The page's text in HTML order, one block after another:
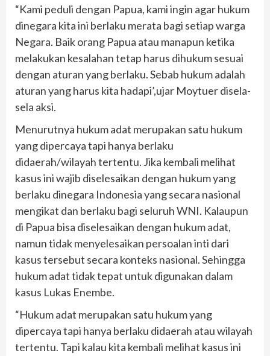
“Kami peduli dengan Papua, kami ingin agar hukum
dinegara kita ini berlaku merata bagi setiap warga
Negara. Baik orang Papua atau manapun ketika
melakukan kesalahan tetap harus dihukum sesuai
dengan aturan yang berlaku. Sebab hukum adalah
aturan yang harus kita hadapi’,ujar Moytuer disela-
sela aksi.
Menurutnya hukum adat merupakan satu hukum
yang dipercaya tapi hanya berlaku
didaerah/wilayah tertentu. Jika kembali melihat
kasus ini wajib diselesaikan dengan hukum yang
berlaku dinegara Indonesia yang secara nasional
mengikat dan berlaku bagi seluruh WNI. Kalaupun
di Papua bisa diselesaikan dengan hukum adat,
namun tidak menyelesaikan persoalan inti dari
kasus tersebut secara konteks nasional. Sehingga
hukum adat tidak tepat untuk digunakan dalam
kasus Lukas Enembe.
“Hukum adat merupakan satu hukum yang
dipercaya tapi hanya berlaku didaerah atau wilayah
tertentu. Tapi kalau kita kembali melihat kasus ini